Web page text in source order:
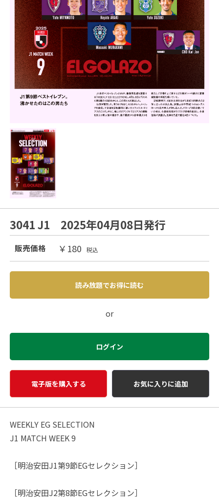
3041 J1 2025年04月08日発行
販売価格 ￥180 税込
読み放題でお得に読む
or
ログイン
電子版を購入する お気に入りに追加
WEEKLY EG SELECTION
J1 MATCH WEEK 9
［明治安田J1第9節EGセレクション］
［明治安田J2第8節EGセレクション］